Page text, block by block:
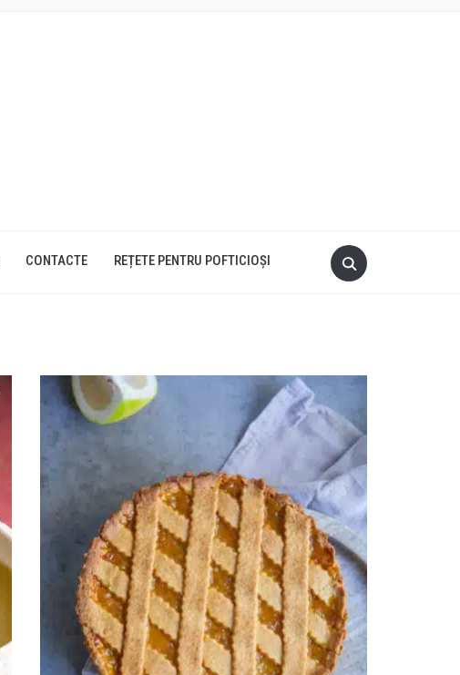
CONTACTE REȚETE PENTRU POFTICIOȘI